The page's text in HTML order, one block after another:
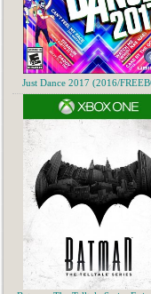
Just Dance 2017 (2016/